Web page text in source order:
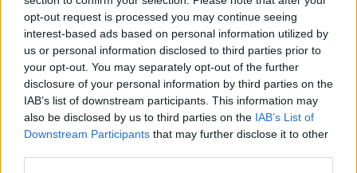
opt-out request is processed you may continue seeing
interest-based ads based on personal information utilized by
us or personal information disclosed to third parties prior to
your opt-out. You may separately opt-out of the further
disclosure of your personal information by third parties on the
IAB’s list of downstream participants. This information may
also be disclosed by us to third parties on the IAB’s List of
Downstream Participants that may further disclose it to other
For mange nordjyder kan kysterne, fjordene og de
åbne landskaber danne en flot ramme om den
sjældne naturoplevelse, hvis vejret arter sig.
- En solformørkelse er en af de få begivenheder,
der kan få os alle til at stoppe op og kigge i
samme retning. Det er både smukt, fascinerende
Mennesker